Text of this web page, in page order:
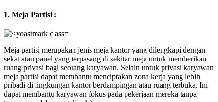
1. Meja Partisi :
Meja partisi merupakan jenis meja kantor yang dilengkapi dengan
sekat atau panel yang terpasang di sekitar meja untuk memberikan
ruang privasi bagi seorang karyawan. Selain untuk privasi karyawan
meja partisi dapat membantu menciptakan zona kerja yang lebih
pribadi di lingkungan kantor berdampingan atau ruang terbuka. Ini
dapat membantu karyawan fokus pada pekerjaan mereka tanpa